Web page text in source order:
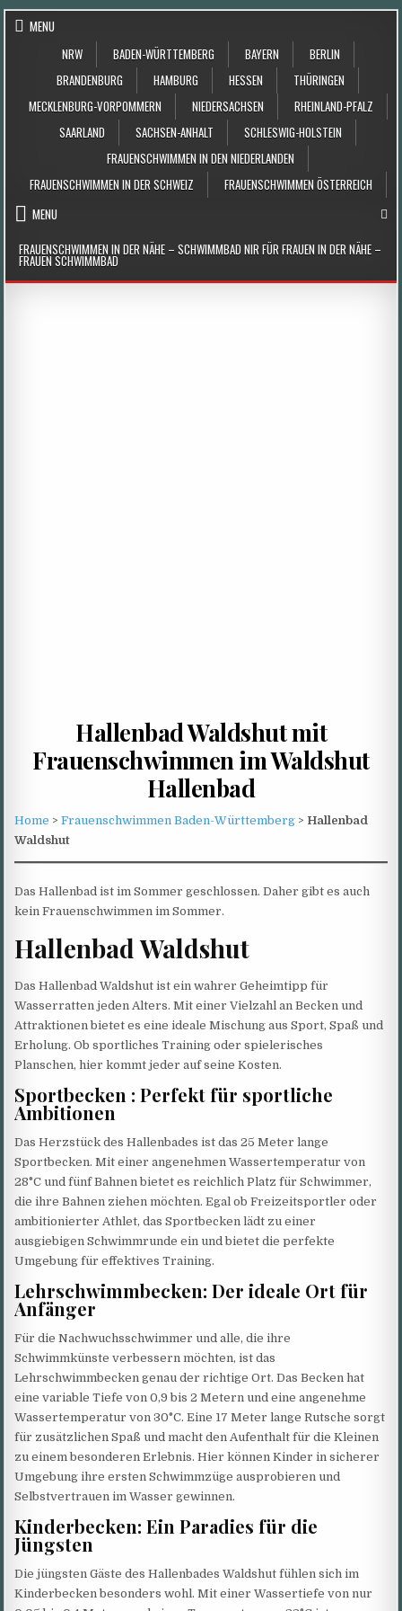
Skip to content
MENU
NRW
BADEN-WÜRTTEMBERG BAYERN
BERLIN
BRANDENBURG
HAMBURG HESSEN
THÜRINGEN
MECKLENBURG-VORPOMMERN
NIEDERSACHSEN
RHEINLAND-PFALZ
SAARLAND
SACHSEN-ANHALT
SCHLESWIG-HOLSTEIN
FRAUENSCHWIMMEN IN DEN NIEDERLANDEN
FRAUENSCHWIMMEN IN DER SCHWEIZ
FRAUENSCHWIMMEN ÖSTERREICH
MENU
FRAUENSCHWIMMEN IN DER NÄHE – SCHWIMMBAD NIR FÜR FRAUEN IN DER NÄHE –
FRAUEN SCHWIMMBAD
Hallenbad Waldshut mit
Frauenschwimmen im Waldshut
Hallenbad
Home >Frauenschwimmen Baden-Württemberg > Hallenbad
Waldshut
Das Hallenbad ist im Sommer geschlossen. Daher gibt es auch
kein Frauenschwimmen im Sommer.
Hallenbad Waldshut
Das Hallenbad Waldshut ist ein wahrer Geheimtipp für
Wasserratten jeden Alters. Mit einer Vielzahl an Becken und
Attraktionen bietet es eine ideale Mischung aus Sport, Spaß und
Erholung. Ob sportliches Training oder spielerisches
Planschen, hier kommt jeder auf seine Kosten.
Sportbecken : Perfekt für sportliche
Ambitionen
Das Herzstück des Hallenbades ist das 25 Meter lange
Sportbecken. Mit einer angenehmen Wassertemperatur von
28°C und fünf Bahnen bietet es reichlich Platz für Schwimmer,
die ihre Bahnen ziehen möchten. Egal ob Freizeitsportler oder
ambitionierter Athlet, das Sportbecken lädt zu einer
ausgiebigen Schwimmrunde ein und bietet die perfekte
Umgebung für effektives Training.
Lehrschwimmbecken: Der ideale Ort für
Anfänger
Für die Nachwuchsschwimmer und alle, die ihre
Schwimmkünste verbessern möchten, ist das
Lehrschwimmbecken genau der richtige Ort. Das Becken hat
eine variable Tiefe von 0,9 bis 2 Metern und eine angenehme
Wassertemperatur von 30°C. Eine 17 Meter lange Rutsche sorgt
für zusätzlichen Spaß und macht den Aufenthalt für die Kleinen
zu einem besonderen Erlebnis. Hier können Kinder in sicherer
Umgebung ihre ersten Schwimmzüge ausprobieren und
Selbstvertrauen im Wasser gewinnen.
Kinderbecken: Ein Paradies für die
Jüngsten
Die jüngsten Gäste des Hallenbades Waldshut fühlen sich im
Kinderbecken besonders wohl. Mit einer Wassertiefe von nur